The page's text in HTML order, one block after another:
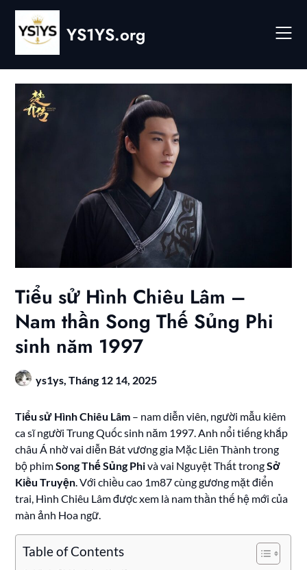
Skip
content
YS1YS.org
Tiểu sử Hình Chiêu Lâm –
Nam thần Song Thế Sủng Phi
sinh năm 1997
ys1ys,Tháng 12 14, 2025
Tiểu sử Hình Chiêu Lâm – nam diễn viên, người mẫu kiêm
ca sĩ người Trung Quốc sinh năm 1997. Anh nổi tiếng khắp
châu Á nhờ vai diễn Bát vương gia Mặc Liên Thành trong
bộ phimSong Thế Sủng Phivà vai Nguyệt Thất trongSở
Kiều Truyện . Với chiều cao 1m87 cùng gương mặt điển
trai, Hình Chiêu Lâm được xem là nam thần thế hệ mới của
màn ảnh Hoa ngữ.
Table of Contents